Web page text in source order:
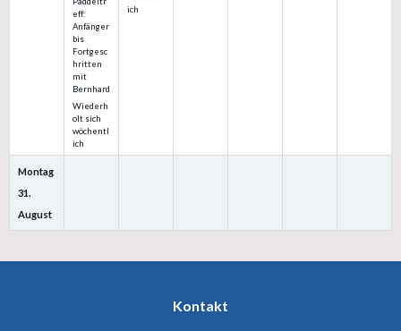
eff:
Anfänger
bis
Fortgesc
hritten
mit
Bernhard
Wiederh
olt sich
wöchentl
ich
ich
Montag
31.
August
Kontakt